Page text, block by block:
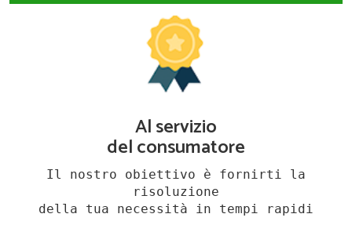
Al servizio
del consumatore
Il nostro obiettivo è fornirti la
risoluzione
della tua necessità in tempi rapidi